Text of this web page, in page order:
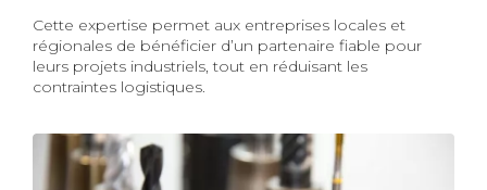
Cette expertise permet aux entreprises locales et
régionales de bénéficier d’un partenaire fiable pour
leurs projets industriels, tout en réduisant les
contraintes logistiques.